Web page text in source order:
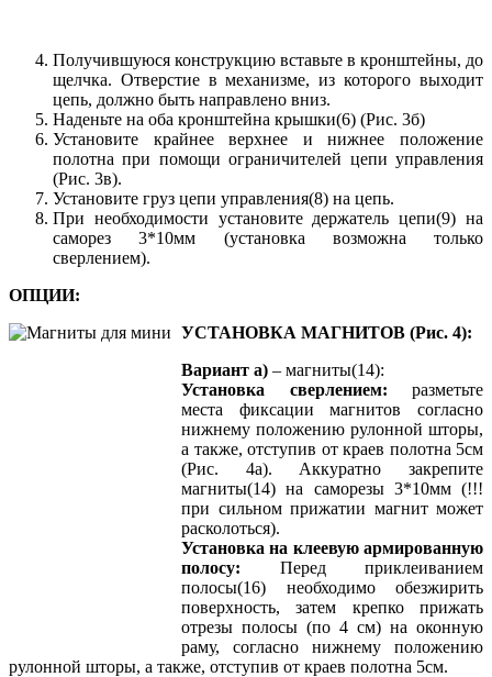
Получившуюся конструкцию вставьте в кронштейны, до
щелчка. Отверстие в механизме, из которого выходит
цепь, должно быть направлено вниз.
Наденьте на оба кронштейна крышки(6) (Рис. 3б)
Установите крайнее верхнее и нижнее положение
полотна при помощи ограничителей цепи управления
(Рис. 3в).
Установите груз цепи управления(8) на цепь.
При необходимости установите держатель цепи(9) на
саморез 3*10мм (установка возможна только
сверлением).
ОПЦИИ:
УСТАНОВКА МАГНИТОВ (Рис. 4):
Вариант а) – магниты(14):
Установка сверлением: разметьте
места фиксации магнитов согласно
нижнему положению рулонной шторы,
а также, отступив от краев полотна 5см
(Рис. 4а). Аккуратно закрепите
магниты(14) на саморезы 3*10мм (!!!
при сильном прижатии магнит может
расколоться).
Установка на клеевую армированную
полосу: Перед приклеиванием
полосы(16) необходимо обезжирить
поверхность, затем крепко прижать
отрезы полосы (по 4 см) на оконную
раму, согласно нижнему положению
рулонной шторы, а также, отступив от краев полотна 5см.